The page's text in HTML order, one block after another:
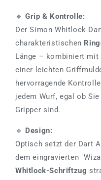
🔹Grip & Kontrolle:
Der Simon Whitlock
charakteristischen
Länge – kombiniert mit
einer leichten
hervorragende
jedem Wurf, egal ob
Gripper sind.
🔹 Design:
Optisch setzt der Dart
dem eingravierten
Whitlock-Schriftzug